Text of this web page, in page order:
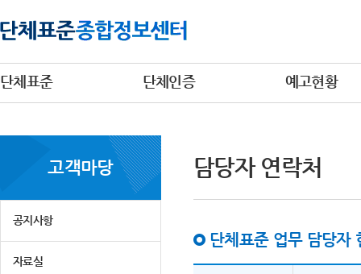
단체표준 단체인증 예고현황
고객마당
공지사항
자료실
담당자 연락처
단체표준 업무 담당자